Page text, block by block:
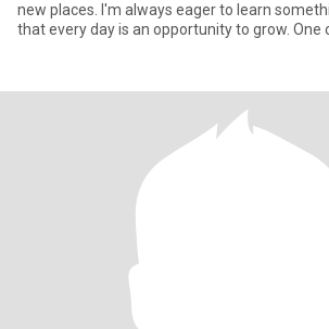
new places. I'm always eager to learn
that every day is an opportunity to grow. One